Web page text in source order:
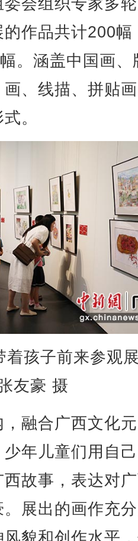
会组织专家多
作品共计200幅
。涵盖中国画、
、线描、拼贴
。
着孩子前来参观
友豪 摄
融合广西文化
年儿童们用自
故事，表达对
展出的画作充
貌和创作水平